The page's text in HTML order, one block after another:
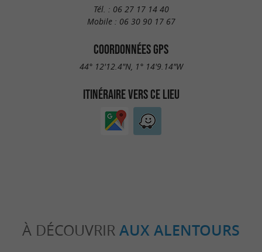
Tél. : 06 27 17 14 40
Mobile : 06 30 90 17 67
COORDONNÉES GPS
44° 12'12.4"N, 1° 14'9.14"W
ITINÉRAIRE VERS CE LIEU
À DÉCOUVRIR AUX ALENTOURS